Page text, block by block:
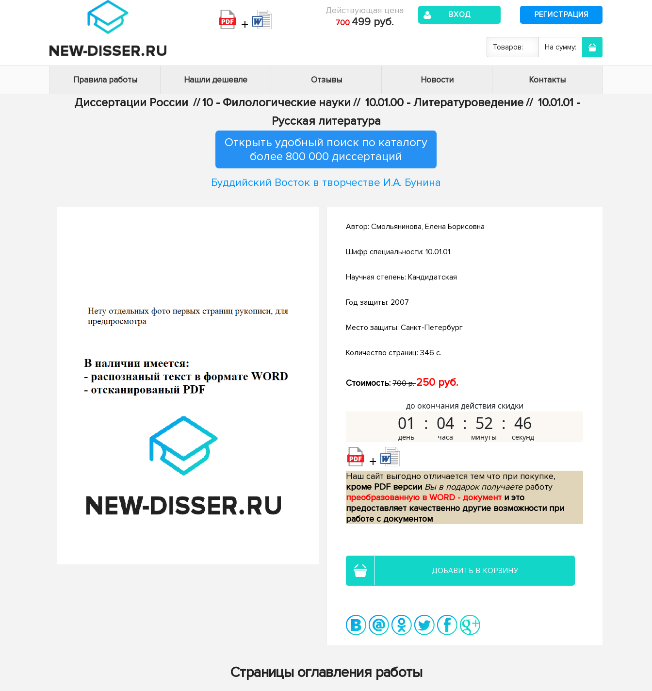
+
Действующая цена
700 499 руб.
ВХОД РЕГИСТРАЦИЯ
Товаров: На сумму:
Правила работы Нашли дешевле Отзывы Новости Контакты
Диссертации России //10 - Филологические науки // 10.01.00 - Литературоведение// 10.01.01 -
Русская литература
Открыть удобный поиск по каталогу
более 800 000 диссертаций
Буддийский Восток в творчестве И.А. Бунина
Автор: Смольянинова, Елена Борисовна
Шифр специальности: 10.01.01
Научная степень: Кандидатская
Год защиты: 2007
Место защиты: Санкт-Петербург
Количество страниц: 346 с.
Стоимость: 700 р.250 руб.
до окончания действия скидки
01 04 52 45
+
Наш сайт выгодно отличается тем что при покупке,
кроме PDF версии Вы в подарок получаетеработу
преобразованную в WORD - документ и это
предоставляет качественно другие возможности при
работе с документом
ДОБАВИТЬ В КОРЗИНУ
Страницы оглавления работы